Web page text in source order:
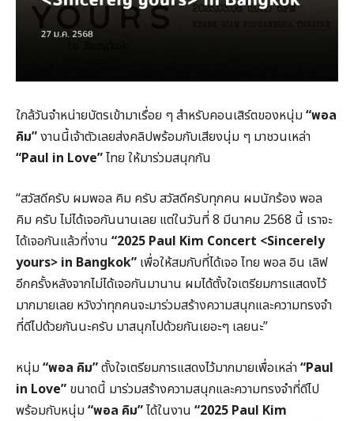
ใกล้วันจำหน่ายบัตรเข้ามาเรื่อย ๆ สำหรับคอนเสิร์ตของหนุ่ม“พอล
คิม”งานนี้เจ้าตัวเลยส่งคลิปพร้อมกับเสียงนุ่ม ๆ มาชวนเหล่า
“Paul in Love”ไทย ให้มาร่วมสนุกกัน
“สวัสดีครับ ผมพอล คิม ครับ สวัสดีครับทุกคน ผมนักร้อง พอล
คิม ครับ ไม่ได้เจอกันนานเลย แต่ในวันที่ 8 มีนาคม 2568 นี้ เราจะ
ได้เจอกันแล้วที่งาน “2025 Paul Kim Concert <Sincerely
yours> in Bangkok” เพื่อให้สมกับที่ได้เจอ ไทย พอล อิน เลิฟ
อีกครั้งหลังจากไม่ได้เจอกันมานาน ผมได้ตั้งใจเตรียมการแสดงไว้
มากมายเลย หวังว่าทุกคนจะมาร่วมสร้างความสนุกและความทรงจำ
ที่ดีไปด้วยกันนะครับ มาสนุกไปด้วยกันเยอะๆ เลยนะ”
หนุ่ม“พอล คิม”ตั้งใจเตรียมการแสดงไว้มากมายเพื่อเหล่า“Paul
in Love” ขนาดนี้ มาร่วมสร้างความสนุกและความทรงจำที่ดีไป
พร้อมกับหนุ่ม“พอล คิม”ได้ในงาน “2025 Paul Kim